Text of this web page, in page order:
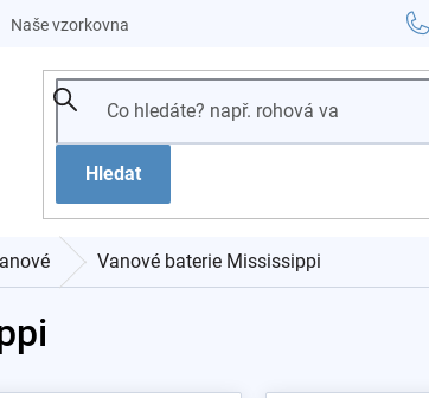
Naše vzorkovna
Hledat
Vanové baterie Mississippi